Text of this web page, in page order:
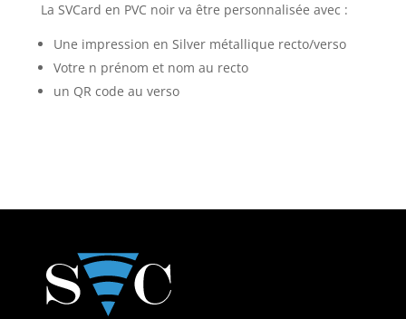
La SVCard en PVC noir va être personnalisée avec :
Une impression en Silver métallique recto/verso
Votre n prénom et nom au recto
un QR code au verso